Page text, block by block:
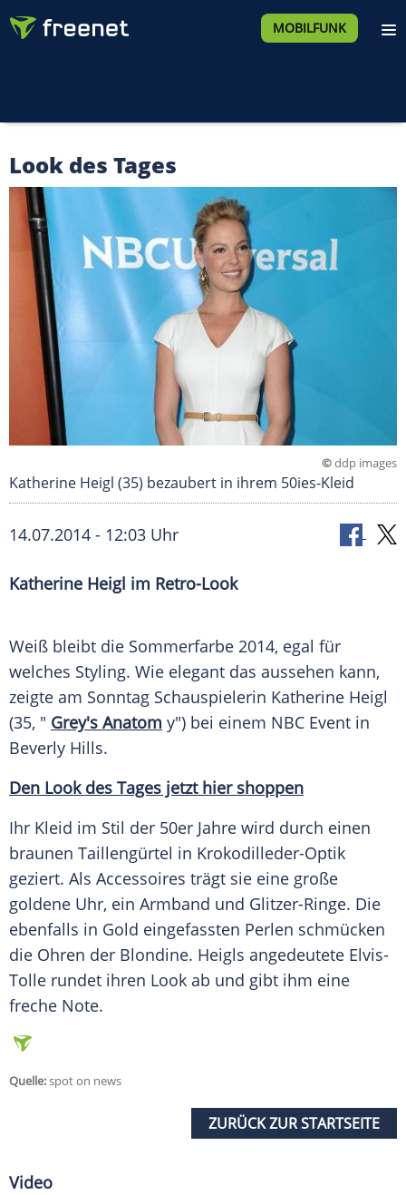
MOBILFUNK
Look des Tages
©ddp images
Katherine Heigl (35) bezaubert in ihrem 50ies-Kleid
14.07.2014 - 12:03 Uhr
Katherine Heigl im Retro-Look
Weiß bleibt die Sommerfarbe 2014, egal für
welches Styling. Wie elegant das aussehen kann,
zeigte am Sonntag Schauspielerin Katherine Heigl
(35, " Grey's Anatom y") bei einem NBC Event in
Beverly Hills.
Den Lookdes Tages jetzt hier shoppen
Ihr Kleid im Stil der 50er Jahre wird durch einen
braunen Taillengürtel in Krokodilleder-Optik
geziert. Als Accessoires trägt sie eine große
goldene Uhr, ein Armband und Glitzer-Ringe. Die
ebenfalls in Gold eingefassten Perlen schmücken
die Ohren der Blondine. Heigls angedeutete Elvis-
Tolle rundet ihren Look ab und gibt ihm eine
freche Note.
Quelle:spot on news
ZURÜCK ZUR STARTSEITE
Video